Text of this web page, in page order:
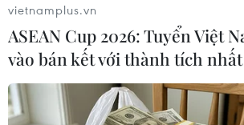
vietnamplus.vn
ASEAN Cup 2026: Tuyển Việt
vào bán kết với thành tích